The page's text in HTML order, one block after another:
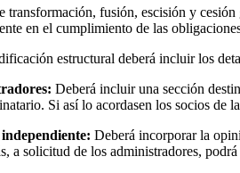
transformación, fusión, escisión y
en el cumplimiento de las
estructural deberá incluir los
Deberá incluir una sección
Si así lo acordasen los socios de
Deberá incorporar la
a solicitud de los administradores,